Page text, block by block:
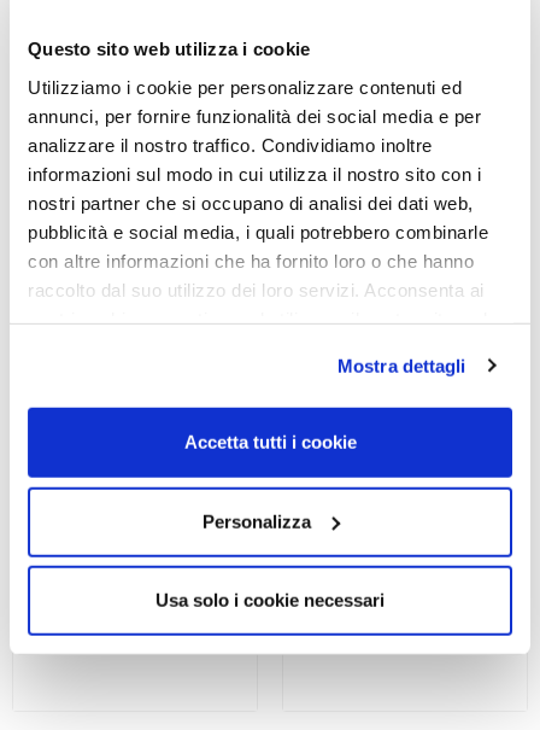
Questo sito web utilizza i cookie
Utilizziamo i cookie per personalizzare contenuti ed
annunci, per fornire funzionalità dei social media e per
analizzare il nostro traffico. Condividiamo inoltre
informazioni sul modo in cui utilizza il nostro sito con i
nostri partner che si occupano di analisi dei dati web,
pubblicità e social media, i quali potrebbero combinarle
con altre informazioni che ha fornito loro o che hanno
raccolto dal suo utilizzo dei loro servizi. Acconsenta ai
Mostra dettagli
Accetta tutti i cookie
Personalizza
Usa solo i cookie necessari
OAKLEY FRAME, OCCHIALE
DA VISTA
Occhiale OAKLEY FRAME
0OX8192D 819203 56
173,00€ 121,10 €
OAKLEY FRAME, OCCHIALE
DA VISTA
Occhiale OAKLEY FRAME
0OX8192D 819203 54
173,00€ 121,10